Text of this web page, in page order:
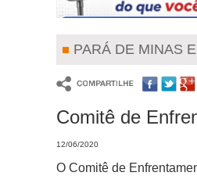
PARÁ DE MINAS
Comitê de
12/06/2020
O Comitê de